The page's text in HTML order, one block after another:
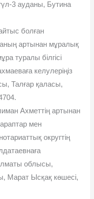
3 ауданы, Бутина
болған
артынан мұралық
туралы білгісі
келулеріңіз
Талғар қаласы,
Ахметтің артынан
мен
округтің
облысы,
Марат Ысқақ көшесі,